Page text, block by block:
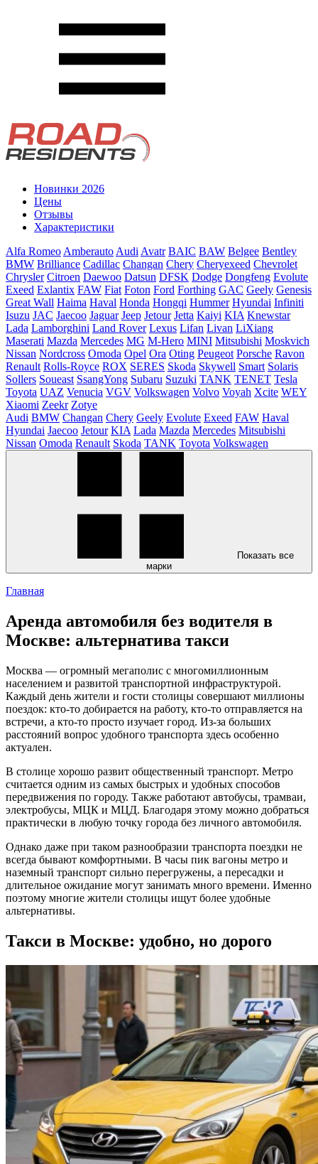
Новинки 2026
Цены
Отзывы
Характеристики
Alfa Romeo Amberauto Audi Avatr BAIC BAW Belgee Bentley
BMW Brilliance Cadillac Changan Chery Cheryexeed Chevrolet
Chrysler Citroen Daewoo Datsun DFSK Dodge Dongfeng Evolute
Exeed Exlantix FAW Fiat Foton Ford Forthing GAC Geely Genesis
Great Wall Haima Haval Honda Hongqi Hummer Hyundai Infiniti
Isuzu JAC Jaecoo Jaguar Jeep Jetour Jetta Kaiyi KIA Knewstar
Lada Lamborghini Land Rover Lexus Lifan Livan LiXiang
Maserati Mazda Mercedes MG M-Hero MINI Mitsubishi Moskvich
Nissan Nordcross Omoda Opel Ora Oting Peugeot Porsche Ravon
Renault Rolls-Royce ROX SERES Skoda Skywell Smart Solaris
Sollers Soueast SsangYong Subaru Suzuki TANK TENET Tesla
Toyota UAZ Venucia VGV Volkswagen Volvo Voyah Xcite WEY
Xiaomi Zeekr Zotye
Audi BMW Changan Chery Geely Evolute Exeed FAW Haval
Hyundai Jaecoo Jetour KIA Lada Mazda Mercedes Mitsubishi
Nissan Omoda Renault Skoda TANK Toyota Volkswagen
Показать все
марки
Главная
Аренда автомобиля без водителя в
Москве: альтернатива такси
Москва — огромный мегаполис с многомиллионным
населением и развитой транспортной инфраструктурой.
Каждый день жители и гости столицы совершают миллионы
поездок: кто-то добирается на работу, кто-то отправляется на
встречи, а кто-то просто изучает город. Из-за больших
расстояний вопрос удобного транспорта здесь особенно
актуален.
В столице хорошо развит общественный транспорт. Метро
считается одним из самых быстрых и удобных способов
передвижения по городу. Также работают автобусы, трамваи,
электробусы, МЦК и МЦД. Благодаря этому можно добраться
практически в любую точку города без личного автомобиля.
Однако даже при таком разнообразии транспорта поездки не
всегда бывают комфортными. В часы пик вагоны метро и
наземный транспорт сильно перегружены, а пересадки и
длительное ожидание могут занимать много времени. Именно
поэтому многие жители столицы ищут более удобные
альтернативы.
Такси в Москве: удобно, но дорого